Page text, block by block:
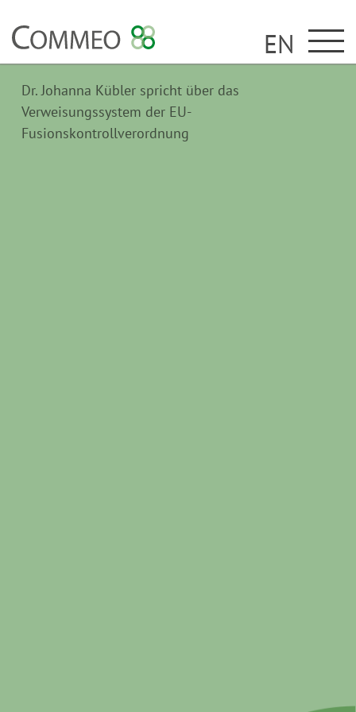
EN
Dr. Johanna Kübler spricht über das
Verweisungssystem der EU-
Fusionskontrollverordnung